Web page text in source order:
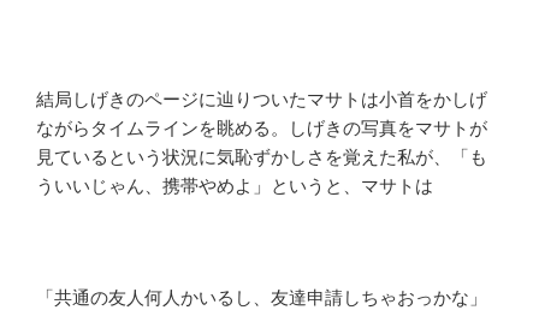
結局しげきのページに辿りついたマサトは小首をかしげ
ながらタイムラインを眺める。しげきの写真をマサトが
見ているという状況に気恥ずかしさを覚えた私が、「も
ういいじゃん、携帯やめよ」というと、マサトは
「共通の友人何人かいるし、友達申請しちゃおっかな」